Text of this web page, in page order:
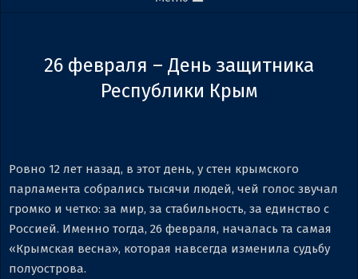
ВЕРНАДСКОГО
26 февраля – День защитника
Республики Крым
Ровно 12 лет назад, в этот день, у стен крымского
парламента собрались тысячи людей, чей голос звучал
громко и четко: за мир, за стабильность, за единство с
Россией. Именно тогда, 26 февраля, началась та самая
«Крымская весна», которая навсегда изменила судьбу
полуострова.